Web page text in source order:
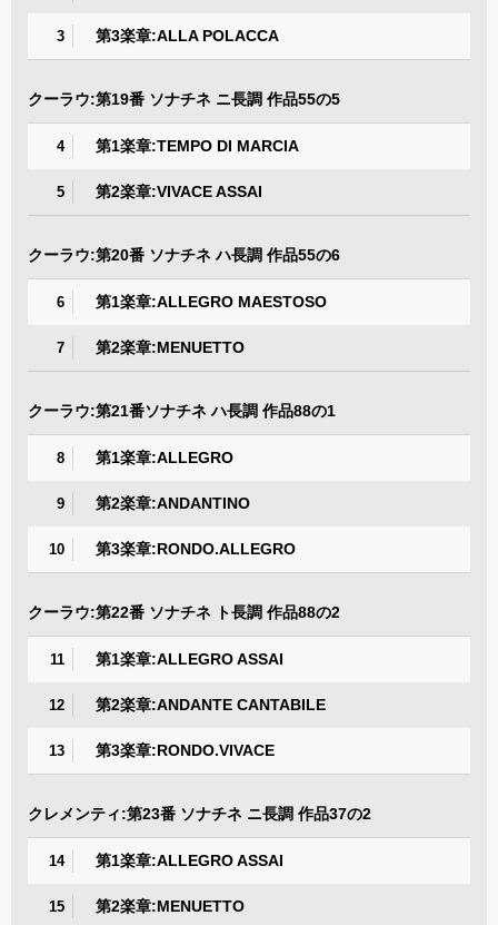
3 第3楽章:ALLA POLACCA
クーラウ:第19番 ソナチネ ニ長調 作品55の5
4 第1楽章:TEMPO DI MARCIA
5 第2楽章:VIVACE ASSAI
クーラウ:第20番 ソナチネ ハ長調 作品55の6
6 第1楽章:ALLEGRO MAESTOSO
7 第2楽章:MENUETTO
クーラウ:第21番ソナチネ ハ長調 作品88の1
8 第1楽章:ALLEGRO
9 第2楽章:ANDANTINO
10 第3楽章:RONDO.ALLEGRO
クーラウ:第22番 ソナチネ ト長調 作品88の2
11 第1楽章:ALLEGRO ASSAI
12 第2楽章:ANDANTE CANTABILE
13 第3楽章:RONDO.VIVACE
クレメンティ:第23番 ソナチネ ニ長調 作品37の2
14 第1楽章:ALLEGRO ASSAI
15 第2楽章:MENUETTO